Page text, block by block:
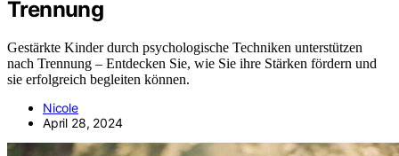
Trennung
Gestärkte Kinder durch psychologische Techniken unterstützen
nach Trennung – Entdecken Sie, wie Sie ihre Stärken fördern und
sie erfolgreich begleiten können.
Nicole
April 28, 2024